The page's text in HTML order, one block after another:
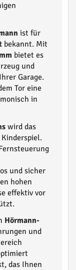
ist für
bekannt. Mit
bietet es
und
Garage.
Tor eine
in
wird das
und sicher
hohen
effektiv vor
Hörmann-
und
das Ihnen